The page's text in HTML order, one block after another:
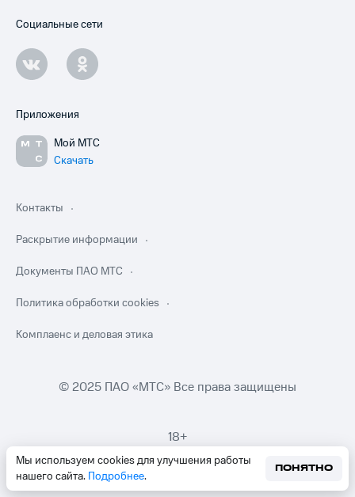
Мы используем cookies для улучшения работы
нашего сайта. Подробнее.
ПОНЯТНО
Социальные сети
Приложения
Мой МТС
Скачать
Контакты
Раскрытие информации
Документы ПАО МТС
Политика обработки cookies
Комплаенс и деловая этика
© 2025 ПАО «МТС» Все права защищены
18+